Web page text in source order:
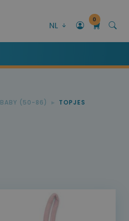
NL
0
BABY (50-86) TOPJES